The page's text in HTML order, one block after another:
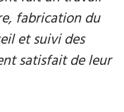
fabrication du
et suivi des
satisfait de leur